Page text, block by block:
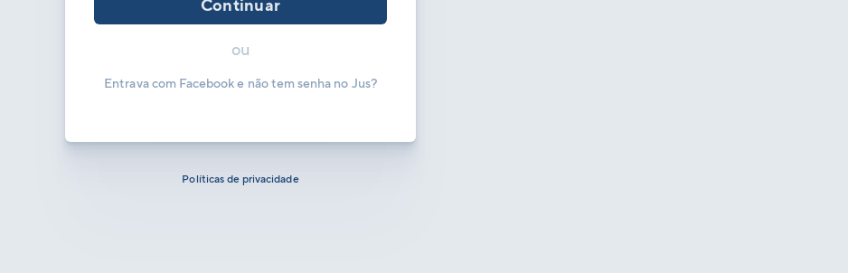
Continuar
ou
Entrava com Facebook e não tem senha no Jus?
Políticas de privacidade